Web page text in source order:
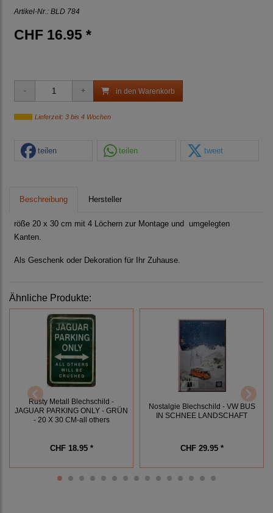
Artikel-Nr.: BLD 784
CHF 16.95 *
in den Warenkorb
Lieferzeit: 3 bis 4 Wochen
teilen teilen tweet
Beschreibung Hersteller
röße 20 x 30 cm mit 4 Löchern zur Montage und umgelegten
Kanten.
Als Geschenk oder Dekoration für Ihr Zuhause.
Ähnliche Produkte:
Rusty Metall Blechschild -
JAGUAR PARKING ONLY - GRÜN
- 20 X 30 CM-all others
CHF 18.95 *
Nostalgie Blechschild - VW BUS
IN SCHNEE LANDSCHAFT
CHF 29.95 *